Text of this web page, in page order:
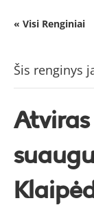
« Visi Renginiai
Šis renginys